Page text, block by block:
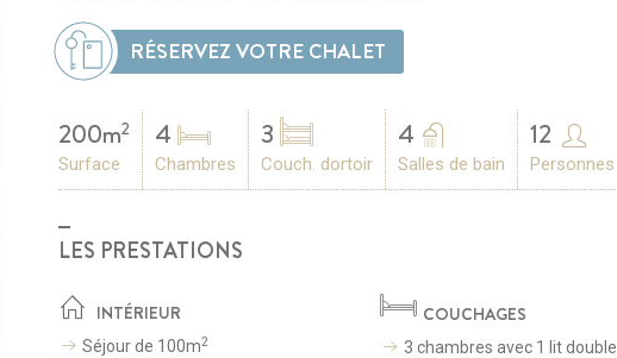
RÉSERVEZ VOTRE CHALET
200m2
Surface
4
Chambres
3
Couch. dortoir
4
Salles de bain
12
Personnes
LES PRESTATIONS
INTÉRIEUR
Séjour de 100m2
COUCHAGES
3 chambres avec 1 lit double